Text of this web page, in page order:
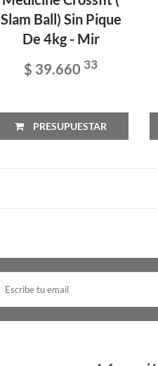
Slam Ball) Sin Pique
De 4kg - Mir
$ 39.660 33
PRESUPUESTAR